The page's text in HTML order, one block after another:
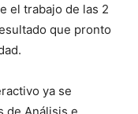
el trabajo de las 2
que pronto
ya se
de Análisis e